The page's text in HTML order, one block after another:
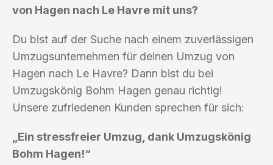
von Hagen nach Le Havre mit uns?
Du bist auf der Suche nach einem zuverlässigen
Umzugsunternehmen für deinen Umzug von
Hagen nach Le Havre? Dann bist du bei
Umzugskönig Bohm Hagen genau richtig!
Unsere zufriedenen Kunden sprechen für sich:
„Ein stressfreier Umzug, dank Umzugskönig
Bohm Hagen!“